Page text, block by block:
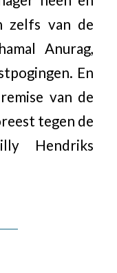
zelfs van de
Anurag,
En
van de
tegen de
Hendriks